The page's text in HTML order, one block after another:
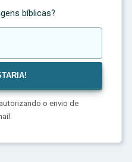
bíblicas?
o envio de